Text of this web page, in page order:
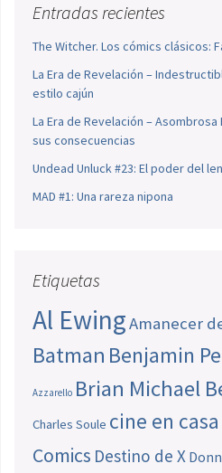
Entradas recientes
The Witcher. Los cómics clásicos:
La Era de Revelación –
estilo cajún
La Era de Revelación – Asombrosa
sus consecuencias
Undead Unluck #23: El poder del
MAD #1: Una rareza nipona
Etiquetas
Al EwingAmanecer
Batman Benjamin
Azzarello Brian Michael
Charles Soule cine en casa
Comics Destino de X